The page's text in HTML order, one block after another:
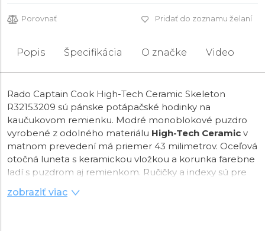
Porovnať Pridať do zoznamu želaní
Popis Špecifikácia O značke Video
Rado Captain Cook High-Tech Ceramic Skeleton
R32153209 sú pánske potápačské hodinky na
kaučukovom remienku. Modré monoblokové puzdro
vyrobené z odolného materiálu High-Tech Ceramic v
matnom prevedení má priemer 43 milimetrov. Oceľová
otočná luneta s keramickou vložkou a korunka farebne
ladí s puzdrom aj remienkom. Ručičky a indexy sú pre
lepšiu čitateľnosť za zhoršených svetelných podmienok
potiahnuté luminiscenčnou vrstvou
zobraziť viac